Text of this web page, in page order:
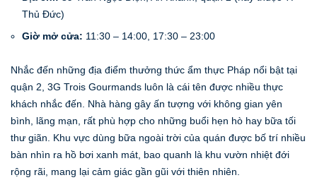
Thủ Đức)
Giờ mở cửa: 11:30 – 14:00, 17:30 – 23:00
Nhắc đến những địa điểm thưởng thức ẩm thực Pháp nổi bật tại
quận 2, 3G Trois Gourmands luôn là cái tên được nhiều thực
khách nhắc đến. Nhà hàng gây ấn tượng với không gian yên
bình, lãng mạn, rất phù hợp cho những buổi hẹn hò hay bữa tối
thư giãn. Khu vực dùng bữa ngoài trời của quán được bố trí nhiều
bàn nhìn ra hồ bơi xanh mát, bao quanh là khu vườn nhiệt đới
rộng rãi, mang lại cảm giác gần gũi với thiên nhiên.